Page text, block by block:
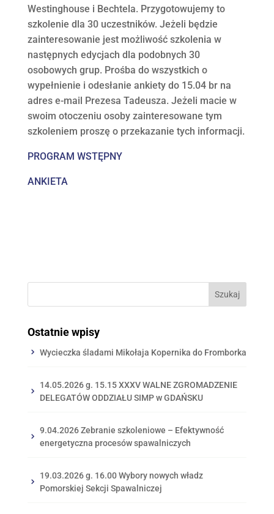
Westinghouse i Bechtela. Przygotowujemy to
szkolenie dla 30 uczestników. Jeżeli będzie
zainteresowanie jest możliwość szkolenia w
następnych edycjach dla podobnych 30
osobowych grup. Prośba do wszystkich o
wypełnienie i odesłanie ankiety do 15.04 br na
adres e-mail Prezesa Tadeusza. Jeżeli macie w
swoim otoczeniu osoby zainteresowane tym
szkoleniem proszę o przekazanie tych informacji.
PROGRAM WSTĘPNY
ANKIETA
Ostatnie wpisy
Wycieczka śladami Mikołaja Kopernika do Fromborka
14.05.2026 g. 15.15 XXXV WALNE ZGROMADZENIE
DELEGATÓW ODDZIAŁU SIMP w GDAŃSKU
9.04.2026 Zebranie szkoleniowe – Efektywność
energetyczna procesów spawalniczych
19.03.2026 g. 16.00 Wybory nowych władz
Pomorskiej Sekcji Spawalniczej